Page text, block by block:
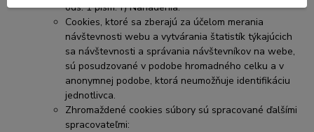
ods. 1 písm. f) Nariadenia.
Cookies, ktoré sa zberajú za účelom merania
návštevnosti webu a vytvárania štatistík týkajúcich
sa návštevnosti a správania návštevníkov na webe,
sú posudzované v podobe hromadného celku a v
anonymnej podobe, ktorá neumožňuje identifikáciu
jednotlivca.
Zhromaždené cookies súbory sú spracované ďalšími
spracovateľmi: